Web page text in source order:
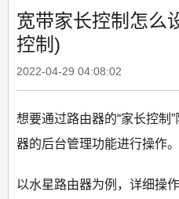
宽带家长控制怎么
控制)
2022-04-29 04:08:02
想要通过路由器的“家长控制
器的后台管理功能进行操作。
以水星路由器为例，详细操作